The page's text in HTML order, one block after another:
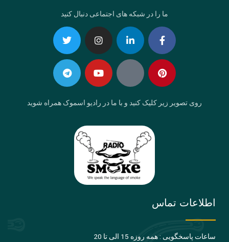
ما را در شبکه های اجتماعی دنبال کنید
Facebook-
f
Linkedin-
in
Instagram
Twitter Pinterest
Eaparat
Youtube
Telegram
روی تصویر زیر کلیک کنید و با ما در رادیو اسموک همراه شوید
اطلاعات تماس
ساعات پاسخگویی : همه روزه 15 الی تا 20